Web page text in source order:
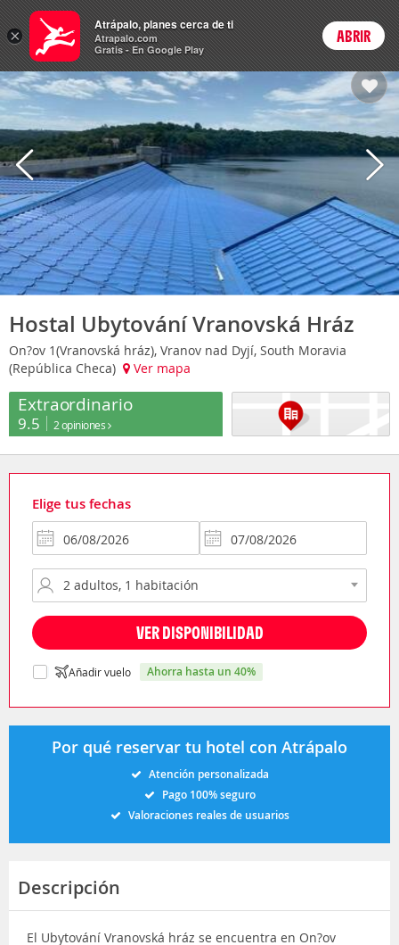
Hoteles Login
Hostal Ubytování Vranovská Hráz
On?ov 1(Vranovská hráz), Vranov nad Dyjí, South Moravia
(República Checa)
Ver mapa
Extraordinario
9.5 2 opiniones
Elige tus fechas
VER DISPONIBILIDAD
Añadir vuelo ahorra hasta un 40%
Por qué reservar tu hotel con Atrápalo
Atención personalizada
Pago 100% seguro
Valoraciones reales de usuarios
Descripción
El Ubytování Vranovská hráz se encuentra en On?ov
×
Atrápalo, planes cerca de ti
Atrapalo.com
Gratis - En Google Play
ABRIR